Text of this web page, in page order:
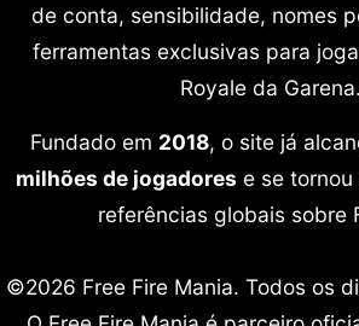
de conta, sensibilidade, nomes
ferramentas exclusivas para
Royale da Garena.
Fundado em 2018, o site já
milhões de jogadores e se
referências globais sobre
©2026 Free Fire Mania. Todos os